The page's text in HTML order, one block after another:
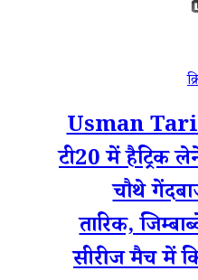
Usman
टी20 में हैट्रिक
चौथे
तारिक,
सीरीज मैच में